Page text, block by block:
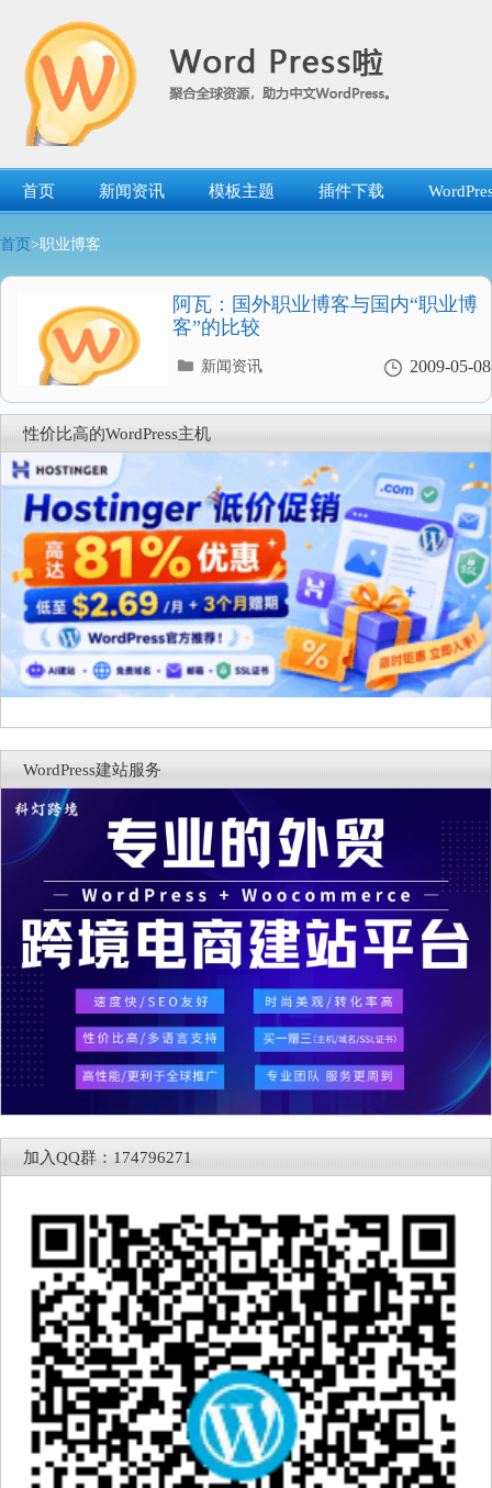
首页 新闻资讯 模板主题 插件下载
首页 >职业博客
阿瓦：国外职业博客与国内“职业博
客”的比较
2009-05-08
分
录
新闻资讯
性价比高的WordPress主机
WordPress建站服务
加入QQ群：174796271